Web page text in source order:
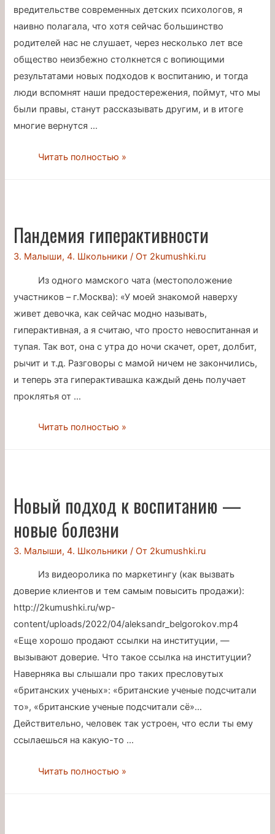
вредительстве современных детских психологов, я
наивно полагала, что хотя сейчас большинство
родителей нас не слушает, через несколько лет все
общество неизбежно столкнется с вопиющими
результатами новых подходов к воспитанию, и тогда
люди вспомнят наши предостережения, поймут, что мы
были правы, станут рассказывать другим, и в итоге
многие вернутся …
3
может
получить
психолога
Читать полностью »
Пандемия гиперактивности
3. Малыши,4. Школьники / От 2kumushki.ru
Из одного мамского чата (местоположение
участников – г.Москва): «У моей знакомой наверху
живет девочка, как сейчас модно называть,
гиперактивная, а я считаю, что просто невоспитанная и
тупая. Так вот, она с утра до ночи скачет, орет, долбит,
рычит и т.д. Разговоры с мамой ничем не закончились,
и теперь эта гиперактивашка каждый день получает
проклятья от …
Пандемия
Читать полностью »
Новый подход к воспитанию —
новые болезни
3. Малыши,4. Школьники / От 2kumushki.ru
Из видеоролика по маркетингу (как вызвать
доверие клиентов и тем самым повысить продажи):
http://2kumushki.ru/wp-
content/uploads/2022/04/aleksandr_belgorokov.mp4
«Еще хорошо продают ссылки на институции, —
вызывают доверие. Что такое ссылка на институции?
Наверняка вы слышали про таких пресловутых
«британских ученых»: «британские ученые подсчитали
то», «британские ученые подсчитали сё»…
Действительно, человек так устроен, что если ты ему
ссылаешься на какую-то …
Новый
Читать полностью »